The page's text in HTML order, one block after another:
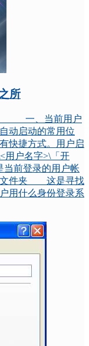
所
一、当前用户
动启动的常用位
快捷方式。用户启
用户名字>\「开
当前登录的用户帐
文件夹 这是寻找
用什么身份登录系